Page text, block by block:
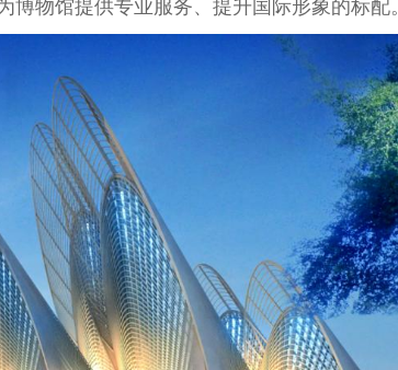
物馆提供专业服务、提升国际形象的标配。